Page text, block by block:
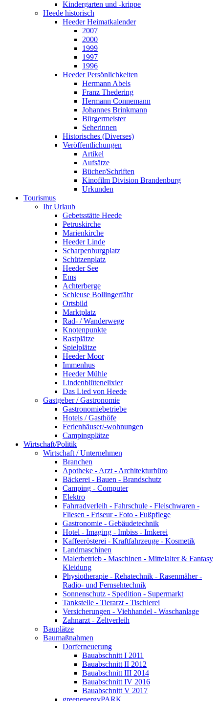
Kindergarten und -krippe
Heede historisch
Heeder Heimatkalender
2007
2000
1999
1997
1996
Heeder Persönlichkeiten
Hermann Abels
Franz Thedering
Hermann Connemann
Johannes Brinkmann
Bürgermeister
Seherinnen
Historisches (Diverses)
Veröffentlichungen
Artikel
Aufsätze
Bücher/Schriften
Kinofilm Division Brandenburg
Urkunden
Tourismus
Ihr Urlaub
Gebetsstätte Heede
Petruskirche
Marienkirche
Heeder Linde
Scharpenburgplatz
Schützenplatz
Heeder See
Ems
Achterberge
Schleuse Bollingerfähr
Ortsbild
Marktplatz
Rad- / Wanderwege
Knotenpunkte
Rastplätze
Spielplätze
Heeder Moor
Immenhus
Heeder Mühle
Lindenblütenelixier
Das Lied von Heede
Gastgeber / Gastronomie
Gastronomiebetriebe
Hotels / Gasthöfe
Ferienhäuser/-wohnungen
Campingplätze
Wirtschaft/Politik
Wirtschaft / Unternehmen
Branchen
Apotheke - Arzt - Architekturbüro
Bäckerei - Bauen - Brandschutz
Camping - Computer
Elektro
Fahrradverleih - Fahrschule - Fleischwaren -
Fliesen - Friseur - Foto - Fußpflege
Gastronomie - Gebäudetechnik
Hotel - Imaging - Imbiss - Imkerei
Kaffeerösterei - Kraftfahrzeuge - Kosmetik
Landmaschinen
Malerbetrieb - Maschinen - Mittelalter & Fantasy
Kleidung
Physiotherapie - Rehatechnik - Rasenmäher -
Radio- und Fernsehtechnik
Sonnenschutz - Spedition - Supermarkt
Tankstelle - Tierarzt - Tischlerei
Versicherungen - Viehhandel - Waschanlage
Zahnarzt - Zeltverleih
Bauplätze
Baumaßnahmen
Dorferneuerung
Bauabschnitt I 2011
Bauabschnitt II 2012
Bauabschnitt III 2014
Bauabschnitt IV 2016
Bauabschnitt V 2017
greenenergyPARK